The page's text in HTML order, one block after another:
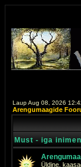
Laup Aug 08, 2026
Arengumaagide
Must - iga
Üldine,